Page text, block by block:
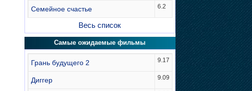
Семейное счастье 6.2
Весь список
Самые ожидаемые фильмы
Грань будущего 2 9.17
Диггер 9.09